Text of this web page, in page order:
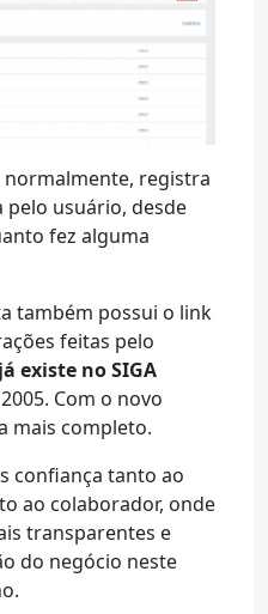
normalmente, registra
pelo usuário, desde
fez alguma
também possui o link
feitas pelo
existe no SIGA
Com o novo
mais completo.
confiança tanto ao
ao colaborador, onde
transparentes e
do negócio neste